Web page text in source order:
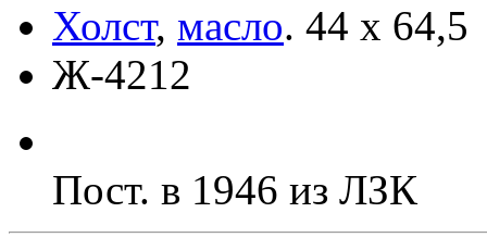
Холст, масло. 44 x 64,5
Ж-4212
Пост. в 1946 из ЛЗК